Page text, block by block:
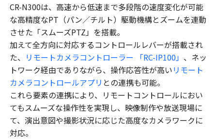
CR-N300は、高速から低速まで多段階の速度変化が可能
な高精度なPT（パン／チルト）駆動機構とズームを連動
させた「スムーズPTZ」を搭載。
加えて全方向に対応するコントロールレバーが搭載され
た、 リモートカメラコントローラー 「RC-IP100」 、ネッ
トワーク経由でありながら、操作応答性が高いリモート
カメラコントロールアプリ との連携も可能。
これら要素の連携により、リモートコントロールにおい
てもスムーズな操作性を実現し、映像制作や放送現場に
て、演出意図や撮影状況に応じた高度なカメラワークに
対応。